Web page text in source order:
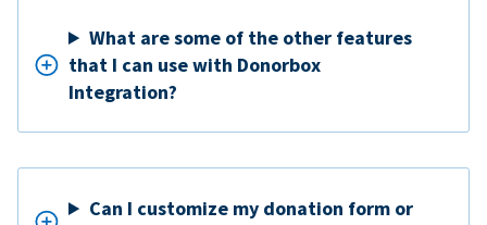
What are some of the other features
that I can use with Donorbox
Integration?
Can I customize my donation form or